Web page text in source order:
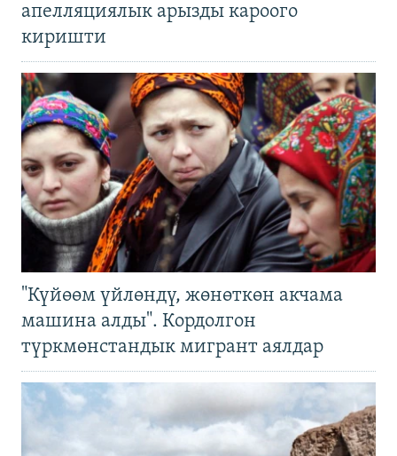
апелляциялык арызды кароого
киришти
"Күйөөм үйлөндү, жөнөткөн акчама
машина алды". Кордолгон
түркмөнстандык мигрант аялдар